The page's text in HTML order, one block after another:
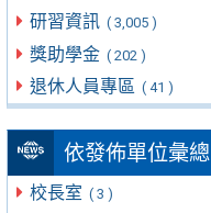
研習資訊 ( 3,005 )
獎助學金 ( 202 )
退休人員專區 ( 41 )
依發佈單位彙總
校長室 ( 3 )